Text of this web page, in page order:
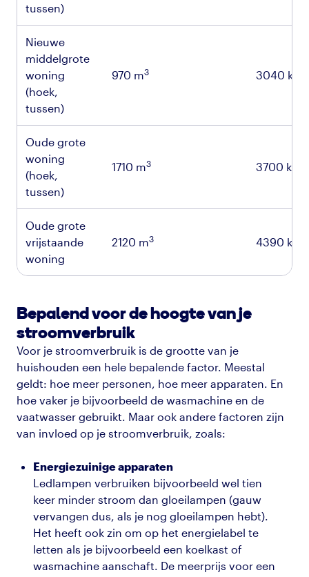
tussen)
Nieuwe
middelgrote
woning
(hoek,
tussen)
970 m3 3040
Oude grote
woning
(hoek,
tussen)
1710 m3 3700 kWh
Oude grote
vrijstaande
woning
2120 m3 4390 kWh
Bepalend voor de hoogte van je
stroomverbruik
Voor je stroomverbruik is de grootte van je
huishouden een hele bepalende factor. Meestal
geldt: hoe meer personen, hoe meer apparaten. En
hoe vaker je bijvoorbeeld de wasmachine en de
vaatwasser gebruikt. Maar ook andere factoren zijn
van invloed op je stroomverbruik, zoals:
Energiezuinige apparaten
Ledlampen verbruiken bijvoorbeeld wel tien
keer minder stroom dan gloeilampen (gauw
vervangen dus, als je nog gloeilampen hebt).
Het heeft ook zin om op het energielabel te
letten als je bijvoorbeeld een koelkast of
wasmachine aanschaft. De meerprijs voor een